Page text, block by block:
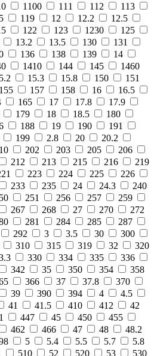
1100 111 112
113
119 12 12.2
12.5
122 123 1230
125
13.2 13.5 130
131
136 138 139
14
1410 144 145
1460
15.3 15.8 150
151
155 157 158 16
16.5
165 17 17.8
17.9
179 18 18.5
180
188 19 190
191
199 2.8 20
20.2
202 203 205
206
212 213 215 216
219
223 224 225
226
233 235 24 24.3
240
251 256 257
259
267 268 27 270
272
281 284 285
287
292 3 3.5 30
300
310 315 319 32
320
330 334 335
336
342 35 350 354
358
366 37 37.8
370
39 390 394 4
4.5
41 41.5 410 412
42
447 45 450
455
462 466 47 48
48.2
5 5.4 5.5 5.7
5.8
510 52 520 53
530